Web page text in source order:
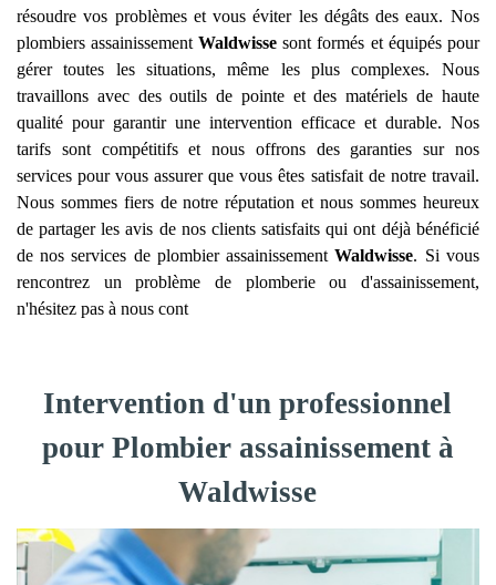
résoudre vos problèmes et vous éviter les dégâts des eaux. Nos
plombiers assainissementWaldwisse sont formés et équipés pour
gérer toutes les situations, même les plus complexes. Nous
travaillons avec des outils de pointe et des matériels de haute
qualité pour garantir une intervention efficace et durable. Nos
tarifs sont compétitifs et nous offrons des garanties sur nos
services pour vous assurer que vous êtes satisfait de notre travail.
Nous sommes fiers de notre réputation et nous sommes heureux
de partager les avis de nos clients satisfaits qui ont déjà bénéficié
de nos services de plombier assainissementWaldwisse. Si vous
rencontrez un problème de plomberie ou d'assainissement,
n'hésitez pas à nous cont
Intervention d'un professionnel
pour Plombier assainissement à
Waldwisse